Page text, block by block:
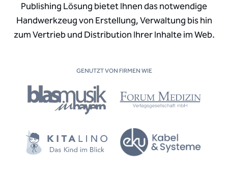
Publishing Lösung bietet Ihnen das notwendige
Handwerkzeug von Erstellung, Verwaltung bis hin
zum Vertrieb und Distribution Ihrer Inhalte im Web.
GENUTZT VON FIRMEN WIE